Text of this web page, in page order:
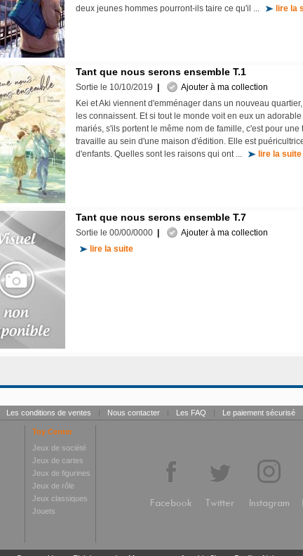
deux jeunes hommes pourront-ils taire ce qu'il ...
lire la
Tant que nous serons ensemble T.1
Sortie le 10/10/2019
Ajouter à ma collection
Kei et Aki viennent d'emménager dans un nouveau
les connaissent. Et si tout le monde voit en eux un
mariés, s'ils portent le même nom de famille, c'est pour une
travaille au sein d'une maison d'édition. Elle est
d'enfants. Quelles sont les raisons qui ont ...
lire la suite
Tant que nous serons ensemble T.7
Sortie le 00/00/0000
Ajouter à ma collection
lire la suite
Les conditions de ventes | Nous contacter | Les FAQ | Le paiement sécurisé
Toy Center
Jeux de société
Jeux de cartes
Jeux de figurines
Jeux de rôle
Jeux classiques
Jouets
Facebook Twitter Instagram